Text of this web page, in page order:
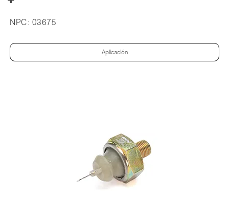
NPC: 03675
Aplicación